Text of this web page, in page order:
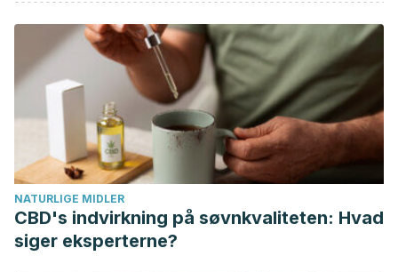
Molho, E. S. (2012). Dementia. In Parkinson’s Disease,
Second Edition.https://doi.org/10.1201/b12948
Livingston, G., Sommerlad, A., Orgeta, V., Costafreda, S. G.,
Huntley, J., Ames, D., … Mukadam, N. (2017). Dementia
prevention, intervention, and care. The Lancet.
https://doi.org/10.1016/S0140-6736(17)31363-6
McKhann, G. M., Knopman, D. S., Chertkow, H., Hyman, B.
T., Jack, C. R., Kawas, C. H., … Phelps, C. H. (2011). The
diagnosis of dementia due to Alzheimer’s disease:
Recommendations from the National Institute on Aging-
Alzheimer’s Association workgroups on diagnostic
NATURLIGE MIDLER
CBD's indvirkning på søvnkvaliteten: Hvad
siger eksperterne?